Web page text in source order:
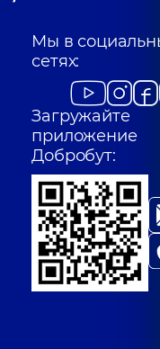
Мы в
сетях:
Загружайте
приложение
Добробут: